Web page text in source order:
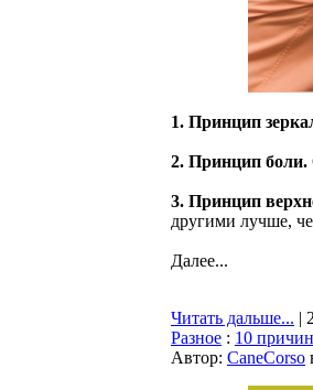
1. Принцип
2. Принцип боли.
3. Принцип
другими лучше,
Далее...
Читать дальше... |
Разное : 10
Автор: CaneCorso